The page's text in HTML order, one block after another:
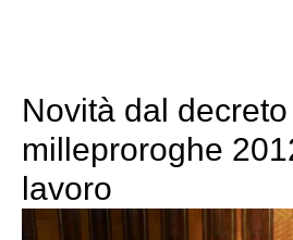
Novità dal decreto
milleproroghe
lavoro